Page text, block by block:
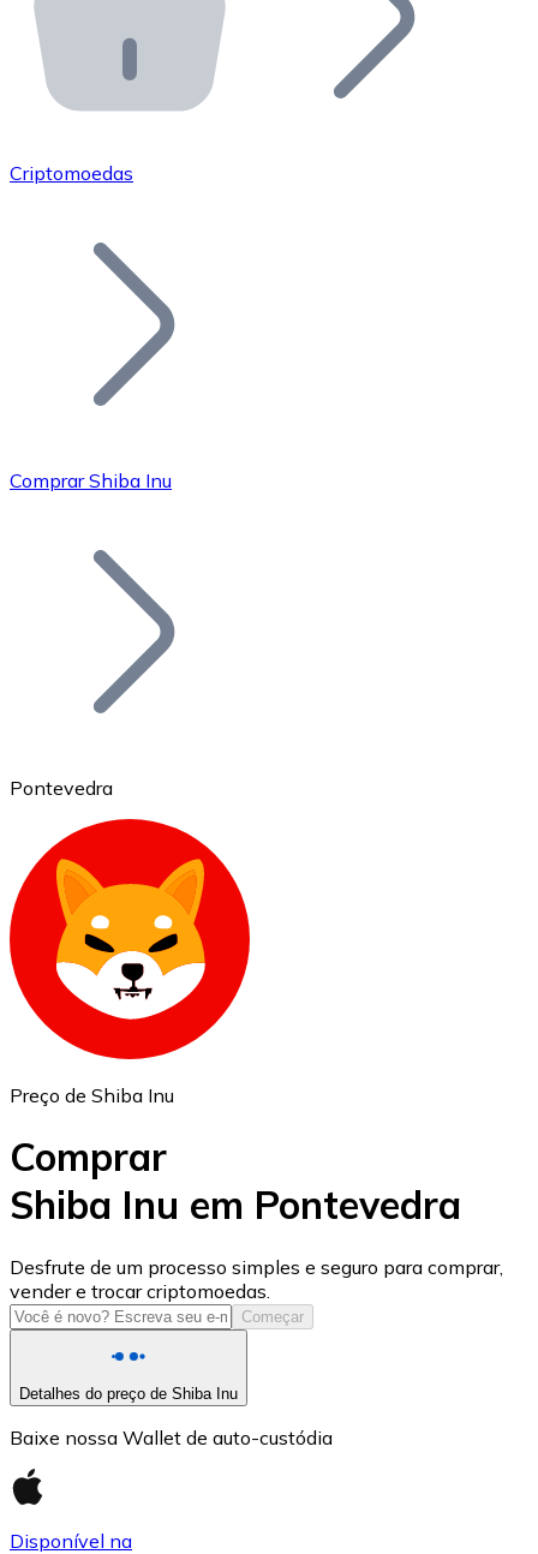
API Bitnovo
Integre nossa API no seu ecossistema.
Junte-se à nossa rede de revendedores e comercialize
Adicione o token do seu projeto ao nosso serviço de
Bitcoin
Ethereum
ETH
USD Coin
USDC
Criptomoedas
Comprar Shiba Inu
Pontevedra
Preço de Shiba Inu
Comprar
Shiba Inu em Pontevedra
Desfrute de um processo simples e seguro para comprar,
vender e trocar criptomoedas.
Começar
Detalhes do preço de Shiba Inu
Baixe nossa Wallet de auto-custódia
Disponível na